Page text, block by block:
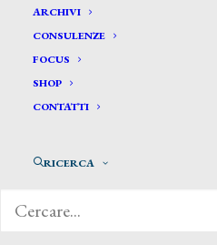
ARCHIVI
CONSULENZE
FOCUS
SHOP
CONTATTI
RICERCA
Ferri Augusto *